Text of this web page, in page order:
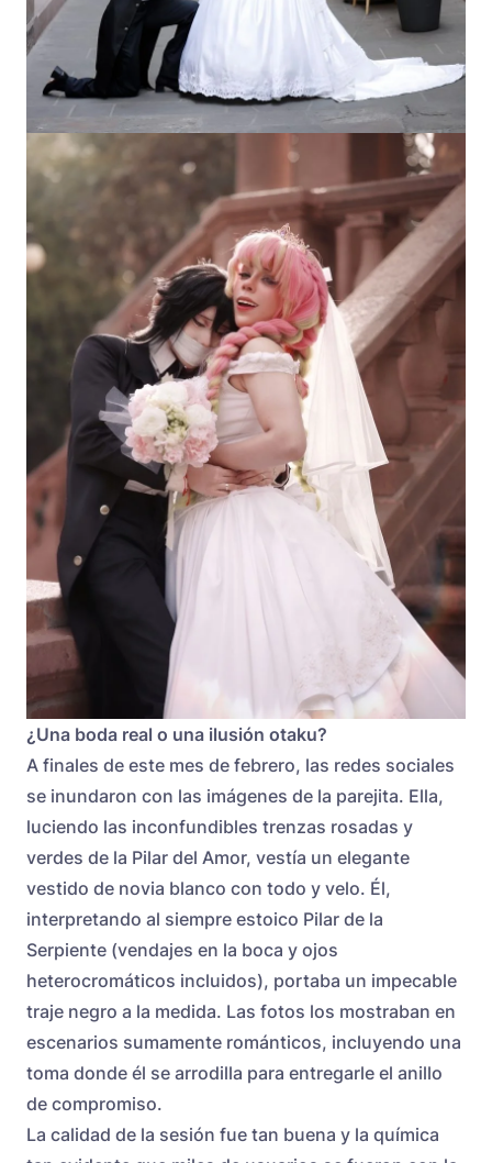
¿Una boda real o una ilusión otaku?
A finales de este mes de febrero, las redes sociales
se inundaron con las imágenes de la parejita. Ella,
luciendo las inconfundibles trenzas rosadas y
verdes de la Pilar del Amor, vestía un elegante
vestido de novia blanco con todo y velo. Él,
interpretando al siempre estoico Pilar de la
Serpiente (vendajes en la boca y ojos
heterocromáticos incluidos), portaba un impecable
traje negro a la medida. Las fotos los mostraban en
escenarios sumamente románticos, incluyendo una
toma donde él se arrodilla para entregarle el anillo
de compromiso.
La calidad de la sesión fue tan buena y la química